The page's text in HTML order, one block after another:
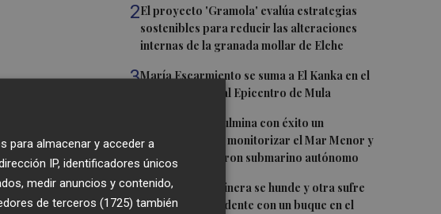
2El proyecto 'Gramola' evalúa estrategias
sostenibles para reducir las alteraciones
internas de la granada mollar de Elche
3María Escarmiento se suma a El Kanka en el
cartel del festival Epicentro de Mula
UPCT Makers culmina con éxito un
catamarán para monitorizar el Mar Menor y
ya prepara un dron submarino autónomo
5Una batea clochinera se hunde y otra sufre
daños en un incidente con un buque en el
almacenar y acceder a
IP, identificadores únicos
medir anuncios y contenido,
de terceros (1725) también